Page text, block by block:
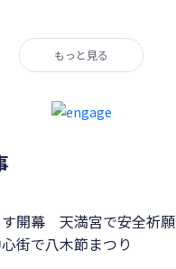
もっと見る
す開幕 天満宮で安全祈願
街で八木節まつり